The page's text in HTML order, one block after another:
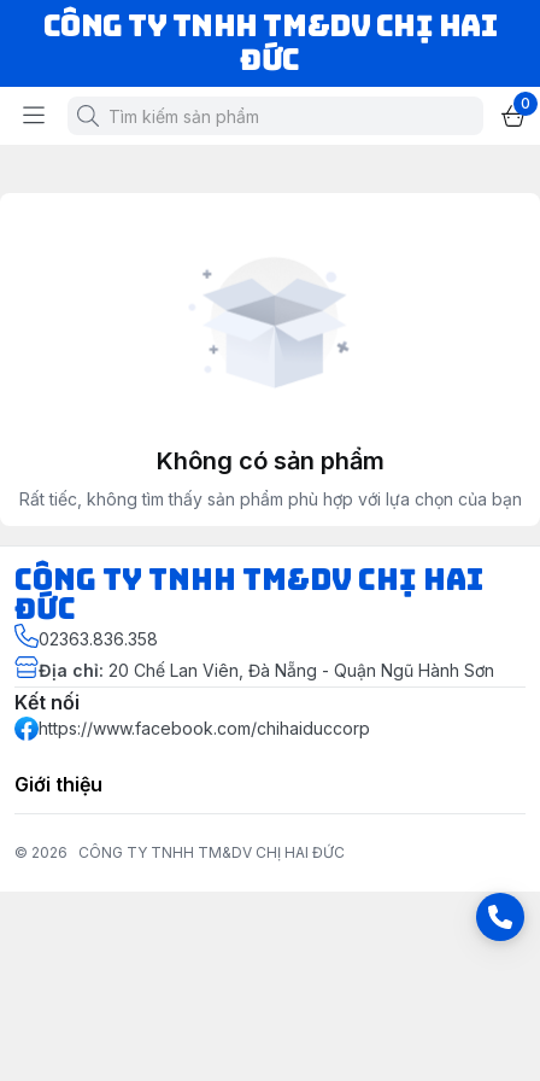
CÔNG TY TNHH TM&DV CHỊ HAI
ĐỨC
0
Không có sản phẩm
Rất tiếc, không tìm thấy sản phẩm phù hợp với lựa chọn của bạn
CÔNG TY TNHH TM&DV CHỊ HAI
ĐỨC
02363.836.358
Địa chỉ: 20 Chế Lan Viên, Đà Nẵng - Quận Ngũ Hành Sơn
Kết nối
https://www.facebook.com/chihaiduccorp
Giới thiệu
© 2026 CÔNG TY TNHH TM&DV CHỊ HAI ĐỨC